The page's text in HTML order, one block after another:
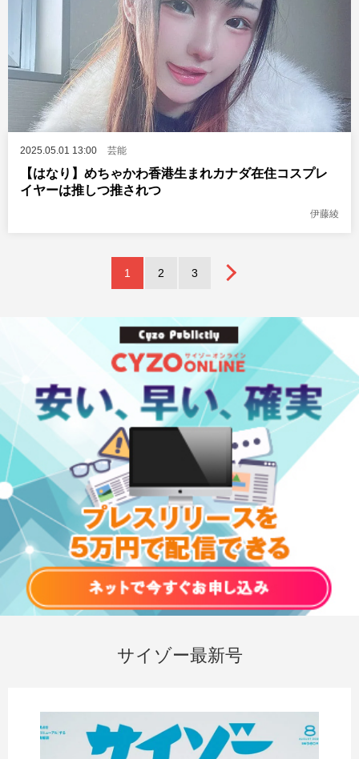
2025.05.01 13:00 芸能
【はなり】めちゃかわ香港生まれカナダ在住コスプレ
イヤーは推しつ推されつ
伊藤綾
1 2 3
サイゾー最新号